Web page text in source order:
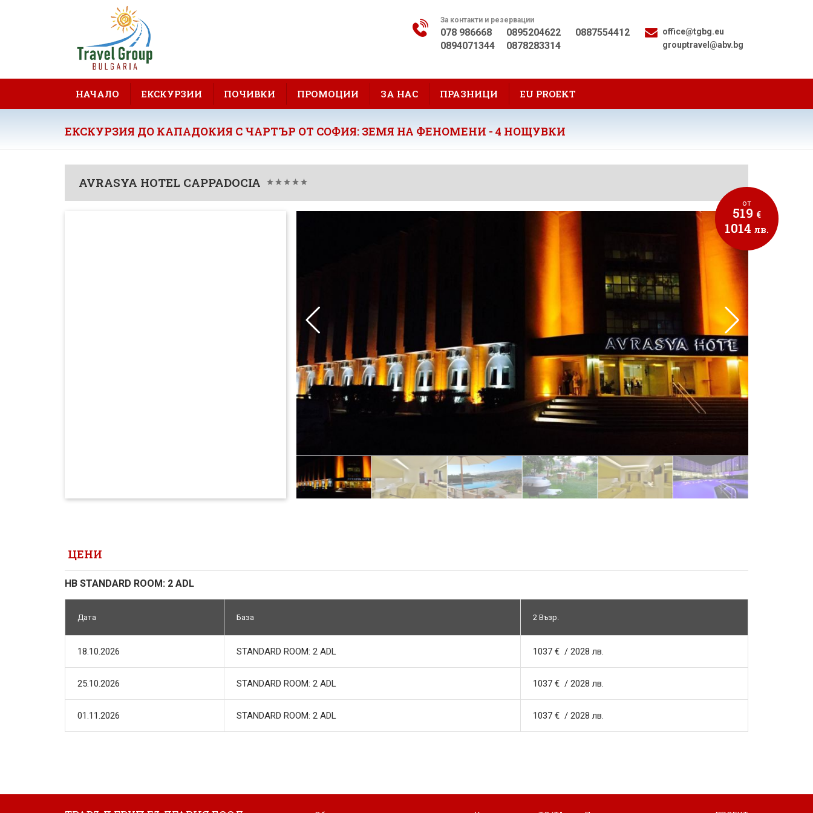
За контакти и резервации
078 986668 0895204622
0887554412
0894071344
0878283314
office@tgbg.eu
grouptravel@abv.bg
НАЧАЛО ЕКСКУРЗИИ ПОЧИВКИ ПРОМОЦИИ ЗА НАС ПРАЗНИЦИ EU PROEKT
ЕКСКУРЗИЯ ДО КАПАДОКИЯ С ЧАРТЪР ОТ СОФИЯ: ЗЕМЯ НА ФЕНОМЕНИ - 4 НОЩУВКИ
AVRASYA HOTEL CAPPADOCIA
от
519 €
1014 лв.
ЦЕНИ
HB STANDARD ROOM: 2 ADL
Дата База 2 Възр.
18.10.2026 STANDARD ROOM: 2 ADL 1037 € / 2028 лв.
25.10.2026 STANDARD ROOM: 2 ADL 1037 € / 2028 лв.
01.11.2026 STANDARD ROOM: 2 ADL 1037 € / 2028 лв.